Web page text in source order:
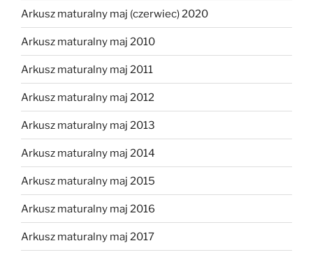
Arkusz maturalny maj (czerwiec) 2020
Arkusz maturalny maj 2010
Arkusz maturalny maj 2011
Arkusz maturalny maj 2012
Arkusz maturalny maj 2013
Arkusz maturalny maj 2014
Arkusz maturalny maj 2015
Arkusz maturalny maj 2016
Arkusz maturalny maj 2017